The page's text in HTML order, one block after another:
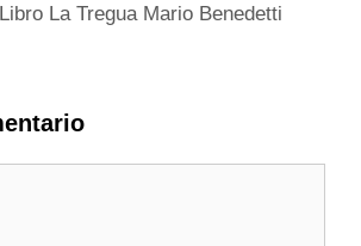
La Tregua Mario Benedetti